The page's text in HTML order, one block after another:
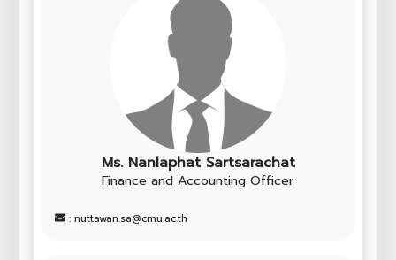
Ms. Nanlaphat Sartsarachat
Finance and Accounting Officer
: nuttawan.sa@cmu.ac.th